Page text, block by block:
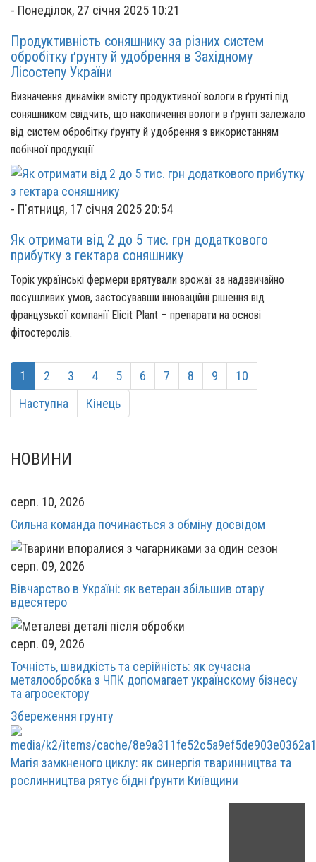
- Понеділок, 27 січня 2025 10:21
Продуктивність соняшнику за різних систем
обробітку ґрунту й удобрення в Західному
Лісостепу України
Визначення динаміки вмісту продуктивної вологи в ґрунті під
соняшником свідчить, що накопичення вологи в ґрунті залежало
від систем обробітку ґрунту й удобрення з використанням
побічної продукції
- П'ятниця, 17 січня 2025 20:54
Як отримати від 2 до 5 тис. грн додаткового
прибутку з гектара соняшнику
Торік українські фермери врятували врожаї за надзвичайно
посушливих умов, застосувавши інноваційні рішення від
французької компанії Elicit Plant – препарати на основі
фітостеролів.
1 2 3 4 5 6 7 8 9
10
Наступна
Кінець
НОВИНИ
серп. 10, 2026
Сильна команда починається з обміну досвідом
серп. 09, 2026
Вівчарство в Україні: як ветеран збільшив отару
вдесятеро
серп. 09, 2026
Точність, швидкість та серійність: як сучасна
металообробка з ЧПК допомагает українскому бізнесу
та агросектору
Збереження грунту
Магія замкненого циклу: як синергія тваринництва та
рослинництва рятує бідні ґрунти Київщини